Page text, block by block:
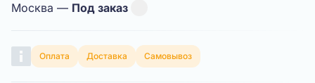
Москва — Под заказ
Оплата Доставка Самовывоз